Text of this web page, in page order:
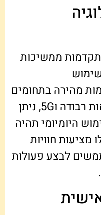
מתקדמות ממשיכות
מהירה בתחומים
כמו בינה מלאכותית, מציאות רבודה ו5G, ניתן
היומיומי תהיה
מציעות חוויות
לבצע פעולות